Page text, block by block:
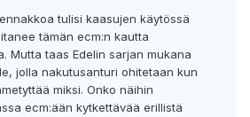
tulisi kaasujen käytössä
tämän ecm:n kautta
Mutta taas Edelin sarjan mukana
jolla nakutusanturi ohitetaan kun
miksi. Onko näihin
ecm:ään kytkettävää erillistä